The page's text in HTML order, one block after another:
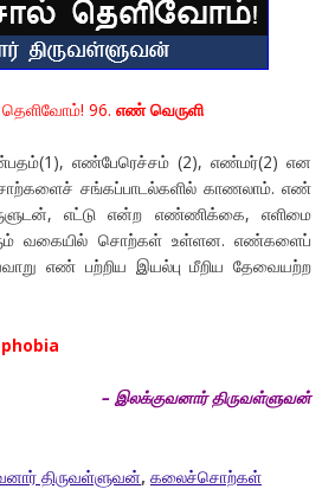
96. எண் வெருளி
எண்பேரெச்சம் (2), எண்மர்(2) என
சங்கப்பாடல்களில் காணலாம். எண்
எட்டு என்ற எண்ணிக்கை, எளிமை
வகையில் சொற்கள் உள்ளன. எண்களைப்
எண் பற்றிய இயல்பு மீறிய தேவையற்ற
– இலக்குவனார் திருவள்ளுவன்
திருவள்ளுவன், கலைச்சொற்கள்